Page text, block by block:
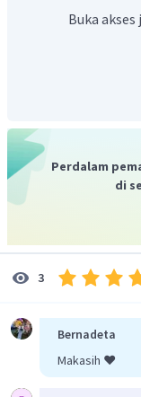
Buka
Perdalam
di
3
Bernadeta
Makasih ❤️